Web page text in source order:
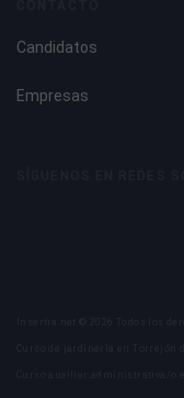
Candidatos
Empresas